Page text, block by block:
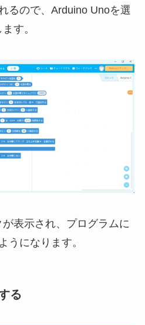
るので、Arduino Unoを選
す。
表示され、プログラムに
うになります。
る